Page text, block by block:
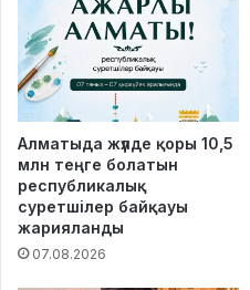
Алматыда жүлде қоры 10,5
млн теңге болатын
республикалық
суретшілер байқауы
жарияланды
07.08.2026